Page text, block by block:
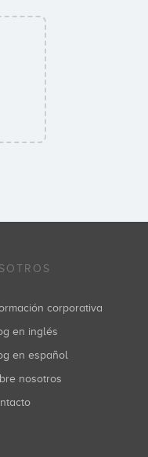
corporativa
en inglés
en español
nosotros